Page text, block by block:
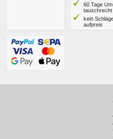
60 Tage
tausch­recht
kein
aufpreis